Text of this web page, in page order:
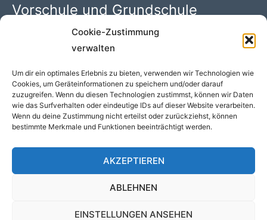
Cookie-Zustimmung
verwalten
Um dir ein optimales Erlebnis zu bieten, verwenden wir Technologien wie
Cookies, um Geräteinformationen zu speichern und/oder darauf
zuzugreifen. Wenn du diesen Technologien zustimmst, können wir Daten
wie das Surfverhalten oder eindeutige IDs auf dieser Website verarbeiten.
Wenn du deine Zustimmung nicht erteilst oder zurückziehst, können
bestimmte Merkmale und Funktionen beeinträchtigt werden.
AKZEPTIEREN
ABLEHNEN
EINSTELLUNGEN ANSEHEN
Vorschule und Grundschule
Wilma Wochenwurm PDFs mit 100 kreativen Kindergarten
Ideen. Begleitmaterial zu den Kinderbüchern rund um
„Lerngeschichten mit Wilma Wochenwurm“ von Susanne
Bohne (Hallo liebe Wolke)
WOCHENWURM PDFS //DATENSCHUTZ
COOKIE-RICHTLINIE (EU)